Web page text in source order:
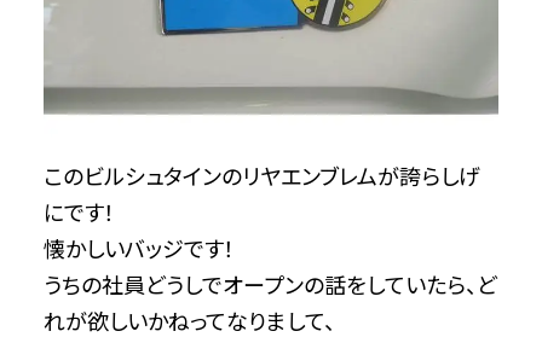
このビルシュタインのリヤエンブレムが誇らしげ
にです！
懐かしいバッジです！
うちの社員どうしでオープンの話をしていたら、ど
れが欲しいかねってなりまして、